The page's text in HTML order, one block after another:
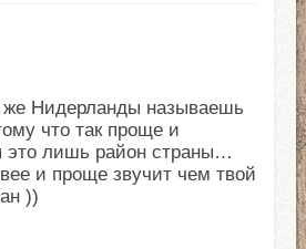
Нидерланды называешь
что так проще и
это лишь район страны…
и проще звучит чем твой
))